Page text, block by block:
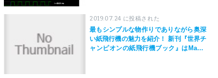
2019.07.24 に投稿された
最もシンプルな物作りでありながら奥深
い紙飛行機の魅力を紹介！ 新刊『世界チ
ャンピオンの紙飛行機ブック』はMaker